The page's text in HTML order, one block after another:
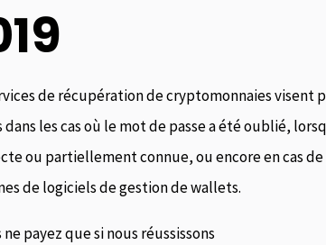
de récupération de cryptomonnaies visent
les cas où le mot de passe a été oublié,
ou partiellement connue, ou encore en cas
de logiciels de gestion de wallets.
payez que si nous réussissons